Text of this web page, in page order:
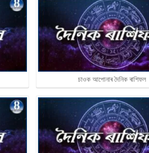
চাওক আপোনাৰ দৈনিক ৰাশিফল